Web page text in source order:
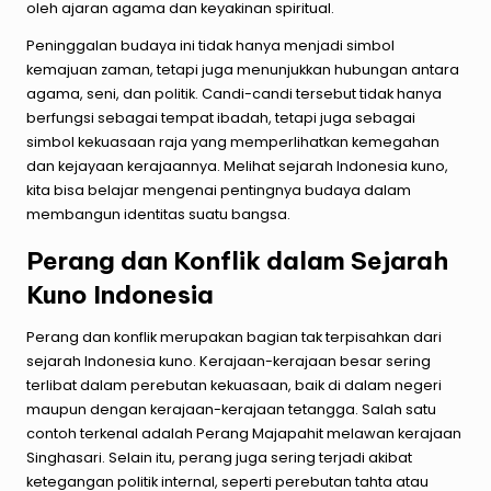
oleh ajaran agama dan keyakinan spiritual.
Peninggalan budaya ini tidak hanya menjadi simbol
kemajuan zaman, tetapi juga menunjukkan hubungan antara
agama, seni, dan politik. Candi-candi tersebut tidak hanya
berfungsi sebagai tempat ibadah, tetapi juga sebagai
simbol kekuasaan raja yang memperlihatkan kemegahan
dan kejayaan kerajaannya. Melihat sejarah Indonesia kuno,
kita bisa belajar mengenai pentingnya budaya dalam
membangun identitas suatu bangsa.
Perang dan Konflik dalam Sejarah
Kuno Indonesia
Perang dan konflik merupakan bagian tak terpisahkan dari
sejarah Indonesia kuno. Kerajaan-kerajaan besar sering
terlibat dalam perebutan kekuasaan, baik di dalam negeri
maupun dengan kerajaan-kerajaan tetangga. Salah satu
contoh terkenal adalah Perang Majapahit melawan kerajaan
Singhasari. Selain itu, perang juga sering terjadi akibat
ketegangan politik internal, seperti perebutan tahta atau